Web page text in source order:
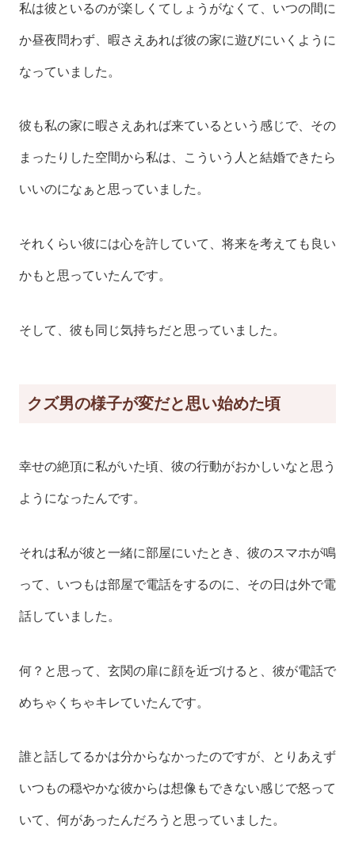
私は彼といるのが楽しくてしょうがなくて、いつの間に
か昼夜問わず、暇さえあれば彼の家に遊びにいくように
なっていました。
彼も私の家に暇さえあれば来ているという感じで、その
まったりした空間から私は、こういう人と結婚できたら
いいのになぁと思っていました。
それくらい彼には心を許していて、将来を考えても良い
かもと思っていたんです。
そして、彼も同じ気持ちだと思っていました。
クズ男の様子が変だと思い始めた頃
幸せの絶頂に私がいた頃、彼の行動がおかしいなと思う
ようになったんです。
それは私が彼と一緒に部屋にいたとき、彼のスマホが鳴
って、いつもは部屋で電話をするのに、その日は外で電
話していました。
何？と思って、玄関の扉に顔を近づけると、彼が電話で
めちゃくちゃキレていたんです。
誰と話してるかは分からなかったのですが、とりあえず
いつもの穏やかな彼からは想像もできない感じで怒って
いて、何があったんだろうと思っていました。